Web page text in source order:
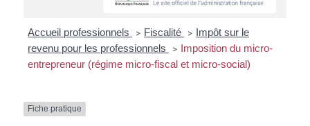
Accueil professionnels > Fiscalité > Impôt sur le
revenu pour les professionnels
> Imposition du micro-
entrepreneur (régime micro-fiscal et micro-social)
Fiche pratique